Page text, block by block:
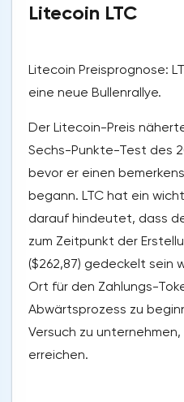
Litecoin LTC
Litecoin Preisprognose:
eine neue Bullenrallye.
Der Litecoin-Preis
Sechs-Punkte-Test des
bevor er einen
begann. LTC hat ein
darauf hindeutet, dass
zum Zeitpunkt der
($262,87) gedeckelt sein
Ort für den Zahlungs-
Abwärtsprozess zu
Versuch zu
erreichen.